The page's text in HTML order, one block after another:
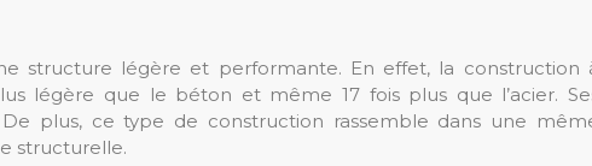
structure légère et performante. En effet, la construction
légère que le béton et même 17 fois plus que l’acier.
plus, ce type de construction rassemble dans une
structurelle.